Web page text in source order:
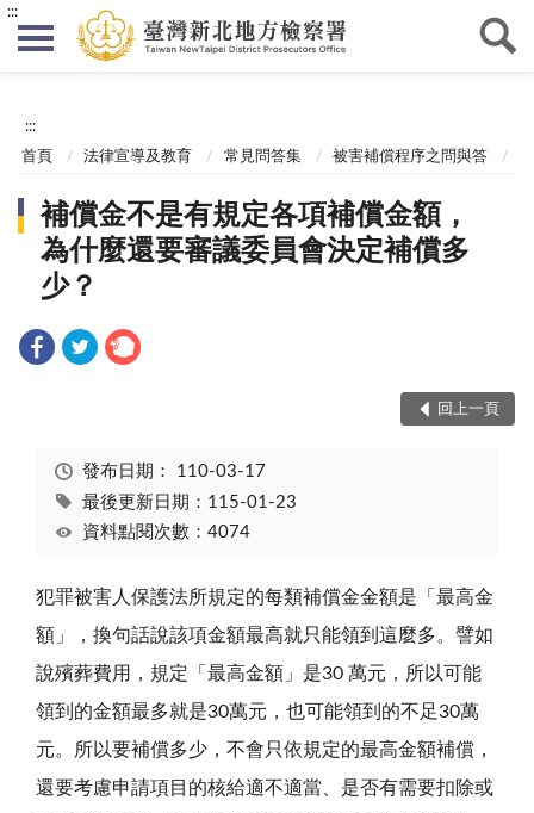
:::
:::
首頁 法律宣導及教育 常見問答集 被害補償程序之問與答
補償金不是有規定各項補償金額，
為什麼還要審議委員會決定補償多
少？
回上一頁
發布日期： 110-03-17
最後更新日期：115-01-23
資料點閱次數：4074
犯罪被害人保護法所規定的每類補償金金額是「最高金
額」，換句話說該項金額最高就只能領到這麼多。譬如
說殯葬費用，規定「最高金額」是30 萬元，所以可能
領到的金額最多就是30萬元，也可能領到的不足30萬
元。所以要補償多少，不會只依規定的最高金額補償，
還要考慮申請項目的核給適不適當、是否有需要扣除或